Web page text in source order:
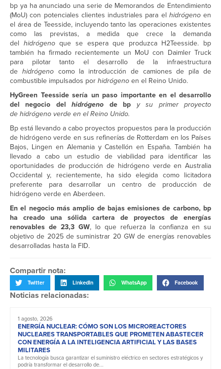
bp ya ha anunciado una serie de Memorandos de Entendimiento
(MoU) con potenciales clientes industriales para el hidrógenoen
el área de Teesside, incluyendo tanto las operaciones existentes
como las previstas, a medida que crece la demanda
del hidrógenoque se espera que produzca H2Teesside. bp
también ha firmado recientemente un MoU con Daimler Truck
para pilotar tanto el desarrollo de la infraestructura
de hidrógenocomo la introducción de camiones de pila de
combustible impulsados porhidrógenoen el Reino Unido.
HyGreen Teesside sería un paso importante en el desarrollo
del negocio delhidrógeno de bp y su primer proyecto
de hidrógenoverde en el Reino Unido.
Bp está llevando a cabo proyectos propuestos para la producción
de hidrógeno verde en sus refinerías de Rotterdam en los Países
Bajos, Lingen en Alemania y Castellón en España. También ha
llevado a cabo un estudio de viabilidad para identificar las
oportunidades de producción de hidrógeno verde en Australia
Occidental y, recientemente, ha sido elegida como licitadora
preferente para desarrollar un centro de producción de
hidrógeno verde en Aberdeen.
En el negocio más amplio de bajas emisiones de carbono, bp
ha creado una sólida cartera de proyectos de energías
renovables de 23,3 GW, lo que refuerza la confianza en su
objetivo de 2025 de suministrar 20 GW de energías renovables
desarrolladas hasta la FID.
Compartir nota:
Twitter LinkedIn WhatsApp Facebook
Noticias relacionadas:
1 agosto, 2026
ENERGÍA NUCLEAR: CÓMO SON LOS MICROREACTORES
NUCLEARES TRANSPORTABLES QUE PROMETEN ABASTECER
CON ENERGÍA A LA INTELIGENCIA ARTIFICIAL Y LAS BASES
MILITARES
La tecnología busca garantizar el suministro eléctrico en sectores estratégicos y
podría transformar el desarrollo de...